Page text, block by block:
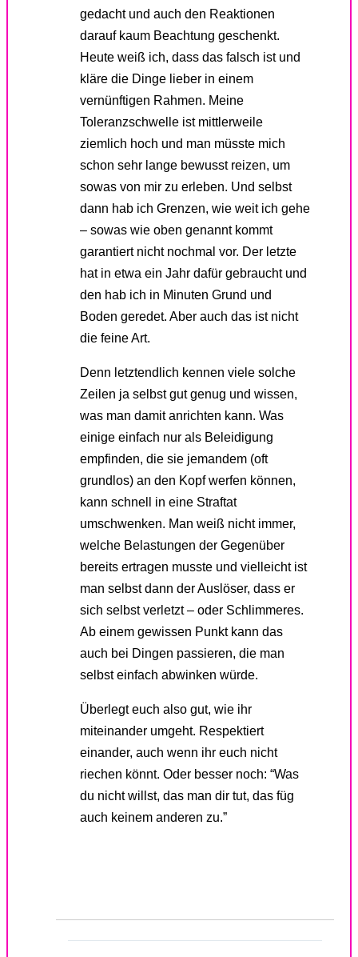
gedacht und auch den Reaktionen
darauf kaum Beachtung geschenkt.
Heute weiß ich, dass das falsch ist und
kläre die Dinge lieber in einem
vernünftigen Rahmen. Meine
Toleranzschwelle ist mittlerweile
ziemlich hoch und man müsste mich
schon sehr lange bewusst reizen, um
sowas von mir zu erleben. Und selbst
dann hab ich Grenzen, wie weit ich gehe
– sowas wie oben genannt kommt
garantiert nicht nochmal vor. Der letzte
hat in etwa ein Jahr dafür gebraucht und
den hab ich in Minuten Grund und
Boden geredet. Aber auch das ist nicht
die feine Art.
Denn letztendlich kennen viele solche
Zeilen ja selbst gut genug und wissen,
was man damit anrichten kann. Was
einige einfach nur als Beleidigung
empfinden, die sie jemandem (oft
grundlos) an den Kopf werfen können,
kann schnell in eine Straftat
umschwenken. Man weiß nicht immer,
welche Belastungen der Gegenüber
bereits ertragen musste und vielleicht ist
man selbst dann der Auslöser, dass er
sich selbst verletzt – oder Schlimmeres.
Ab einem gewissen Punkt kann das
auch bei Dingen passieren, die man
selbst einfach abwinken würde.
Überlegt euch also gut, wie ihr
miteinander umgeht. Respektiert
einander, auch wenn ihr euch nicht
riechen könnt. Oder besser noch: “Was
du nicht willst, das man dir tut, das füg
auch keinem anderen zu.”